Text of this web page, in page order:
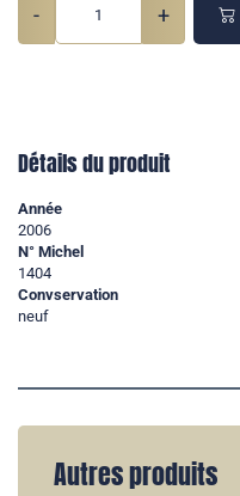
- +
Détails du produit
Année
2006
N° Michel
1404
Convservation
neuf
Autres produits